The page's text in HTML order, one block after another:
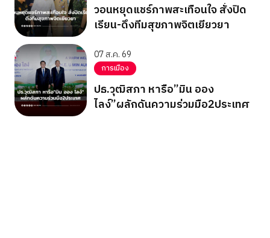
วอนหยุดแชร์ภาพสะเทือนใจ สั่งปิด
เรียน-ดึงทีมสุขภาพจิตเยียวยา
07 ส.ค. 69
การเมือง
ปธ.วุฒิสภา หารือ”มิน ออง
ไลง์”ผลักดันความร่วมมือ2ประเทศ